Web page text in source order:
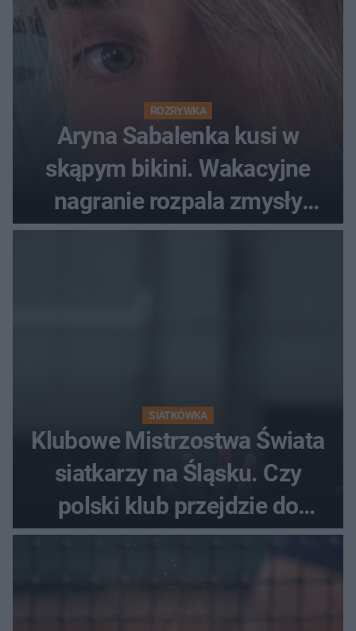
ROZRYWKA
Aryna Sabalenka kusi w
skąpym bikini. Wakacyjne
nagranie rozpala zmysły
fanów
SIATKÓWKA
Klubowe Mistrzostwa Świata
siatkarzy na Śląsku. Czy
polski klub przejdzie do
historii